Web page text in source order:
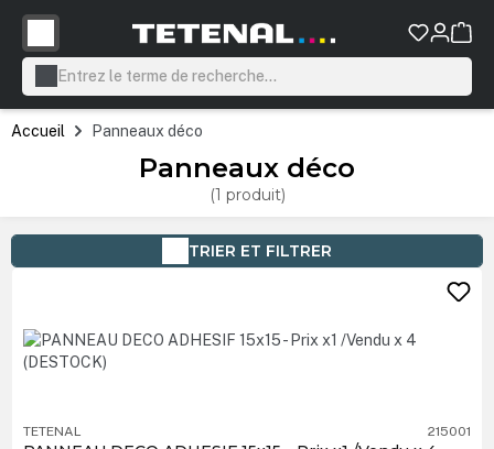
principal
Accueil Panneaux déco
Panneaux déco
(1 produit)
TRIER ET FILTRER
TETENAL 215001